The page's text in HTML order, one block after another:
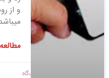
و از
بدون دیدگاه